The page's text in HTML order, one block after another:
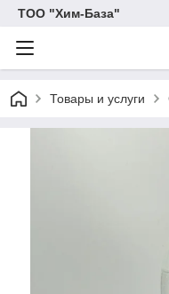
ТОО "Хим-База"
Товары и услуги